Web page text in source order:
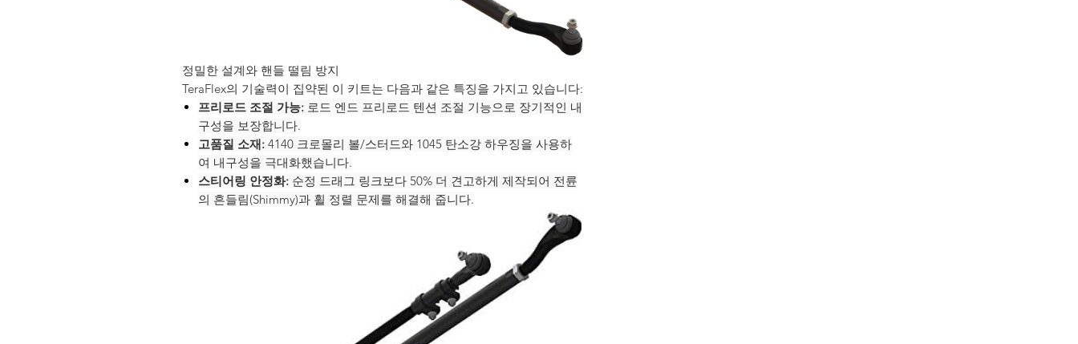
정밀한 설계와 핸들 떨림 방지
TeraFlex의 기술력이 집약된 이 키트는 다음과 같은 특징을 가지고 있습니다:
프리로드 조절 가능: 로드 엔드 프리로드 텐션 조절 기능으로 장기적인 내
구성을 보장합니다.
고품질 소재: 4140 크로몰리 볼/스터드와 1045 탄소강 하우징을 사용하
여 내구성을 극대화했습니다.
스티어링 안정화: 순정 드래그 링크보다 50% 더 견고하게 제작되어 전륜
의 흔들림(Shimmy)과 휠 정렬 문제를 해결해 줍니다.